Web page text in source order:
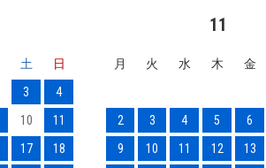
土
日
3
4
10
11
17 18
11
月 火 水 木 金
2
3 4 5 6
9
10 11 12 13